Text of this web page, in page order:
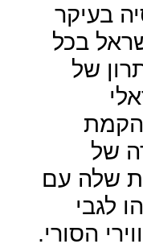
בעיקר
בכל
של
הקמת
של
שלה עם
לגבי
הסורי.